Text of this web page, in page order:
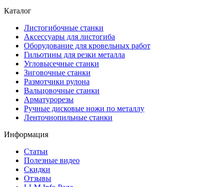
Каталог
Листогибочные станки
Аксессуары для листогиба
Оборудование для кровельных работ
Гильотины для резки металла
Угловысечные станки
Зиговочные станки
Размотчики рулона
Вальцовочные станки
Арматурорезы
Ручные дисковые ножи по металлу
Ленточнопильные станки
Информация
Статьи
Полезные видео
Скидки
Отзывы